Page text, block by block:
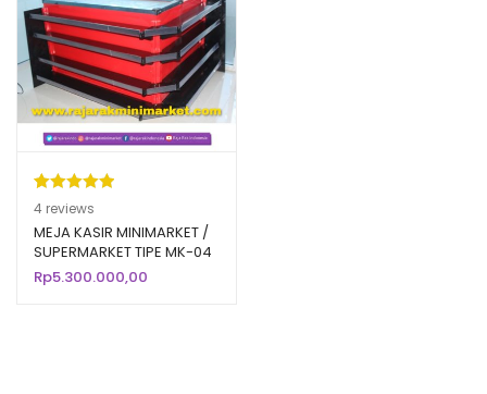
Peringkat
5.00 dari 5
berdasarka
n
4
penilaian
4 reviews
MEJA KASIR MINIMARKET /
SUPERMARKET TIPE MK-04
RAJARAK
Rp5.300.000,00